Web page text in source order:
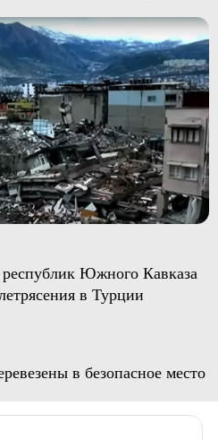
Южного Кавказа
в Турции
в безопасное место